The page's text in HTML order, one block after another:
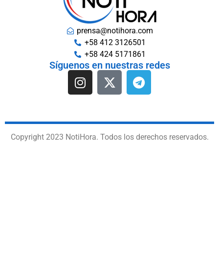
prensa@notihora.com
+58 412 3126501
+58 424 5171861
Síguenos en nuestras redes
Copyright 2023 NotiHora. Todos los derechos reservados.